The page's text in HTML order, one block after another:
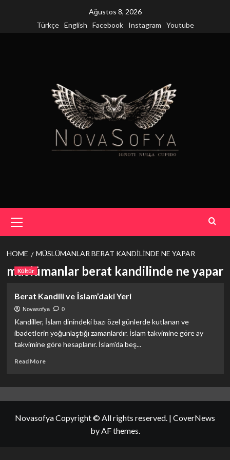
Ağustos 8, 2026
Türkçe
English Facebook Instagram Youtube
Menu
HOME MÜSLÜMANLAR BERAT KANDILINDE NE YAPAR
müslümanlar berat kandilinde ne yapar
Kültür
Berat Kandili ve İslam’daki Yeri
Novasofya 0
Kandiller, İslam dinindeki bazı özel günlerde kutlanan ve
ibadetlerin yoğunlaştığı zamanlardır. İslam takvimine göre ay
takvimine göre hesaplanır. İslam'da beş...
Read MoreRead
<strong>Berat
İslam’daki
Novasofya Copyright © All rights reserved. | CoverNews
by AF themes.